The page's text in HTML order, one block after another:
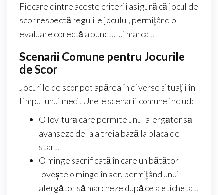
Fiecare dintre aceste criterii asigură că jocul de
scor respectă regulile jocului, permițând o
evaluare corectă a punctului marcat.
Scenarii Comune pentru Jocurile
de Scor
Jocurile de scor pot apărea în diverse situații în
timpul unui meci. Unele scenarii comune includ:
O lovitură care permite unui alergător să
avanseze de la a treia bază la placa de
start.
O minge sacrificată în care un bătător
lovește o minge în aer, permițând unui
alergător să marcheze după ce a etichetat.